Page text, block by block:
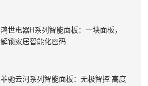
鸿世电器H系列智能面板：一块面板，
解锁家居智能化密码
菲驰云河系列智能面板：无极智控 高度